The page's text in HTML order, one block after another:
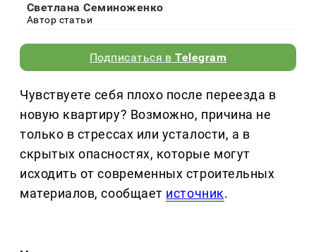
Светлана Семиноженко
Автор статьи
Подписаться вTelegram
Чувствуете себя плохо после переезда в
новую квартиру? Возможно, причина не
только в стрессах или усталости, а в
скрытых опасностях, которые могут
исходить от современных строительных
материалов, сообщает источник.